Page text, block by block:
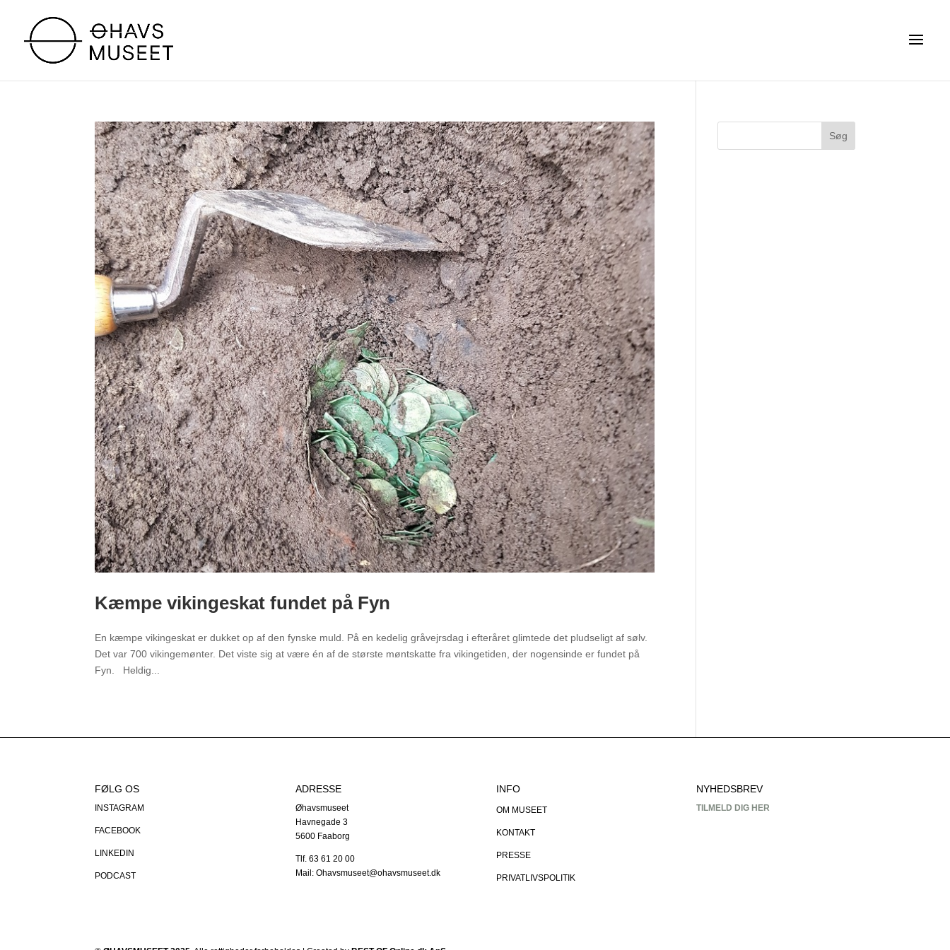
Kæmpe vikingeskat fundet på Fyn
En kæmpe vikingeskat er dukket op af den fynske muld. På en kedelig gråvejrsdag i efteråret glimtede det pludseligt af sølv.
Det var 700 vikingemønter. Det viste sig at være én af de største møntskatte fra vikingetiden, der nogensinde er fundet på
Fyn. Heldig...
FØLG OS
INSTAGRAM
FACEBOOK
LINKEDIN
PODCAST
ADRESSE
Øhavsmuseet
Havnegade 3
5600 Faaborg
Tlf. 63 61 20 00
Mail: Ohavsmuseet@ohavsmuseet.dk
INFO
OM MUSEET
KONTAKT
PRESSE
PRIVATLIVSPOLITIK
NYHEDSBREV
TILMELD DIG HER